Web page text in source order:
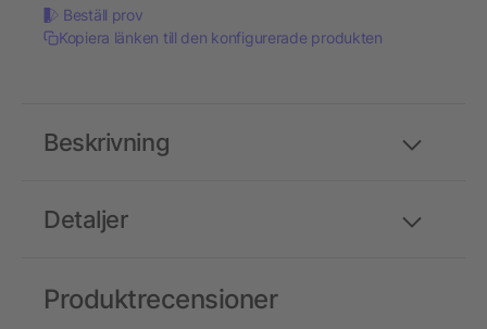
Beställ prov
Kopiera länken till den konfigurerade produkten
Detaljer
Beskrivning
Produktrecensioner